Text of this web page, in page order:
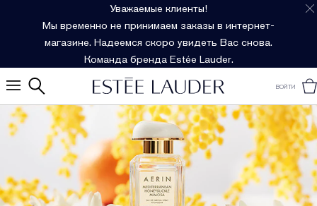
Уважаемые клиенты!
Мы временно не принимаем заказы в интернет-
магазине. Надеемся скоро увидеть Вас снова.
Команда бренда Estée Lauder.
ВОЙТИ